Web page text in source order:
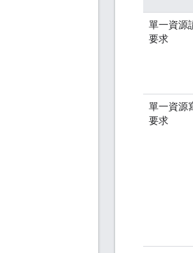
單一資源
要求
單一資源
要求